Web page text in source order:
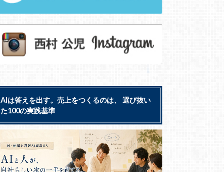
AIは答えを出す。売上をつくるのは、 選び抜い
た100の実践基準